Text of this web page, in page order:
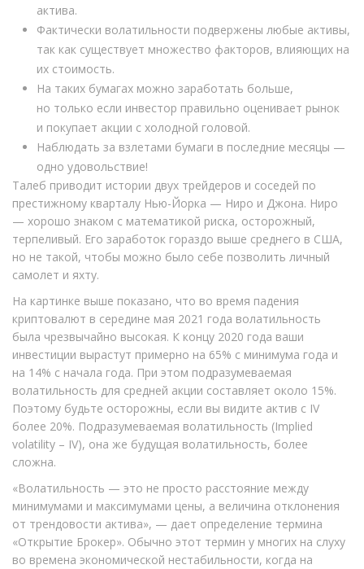
актива.
Фактически волатильности подвержены любые активы,
так как существует множество факторов, влияющих на
их стоимость.
На таких бумагах можно заработать больше,
но только если инвестор правильно оценивает рынок
и покупает акции с холодной головой.
Наблюдать за взлетами бумаги в последние месяцы —
одно удовольствие!
Талеб приводит истории двух трейдеров и соседей по
престижному кварталу Нью-Йорка — Ниро и Джона. Ниро
— хорошо знаком с математикой риска, осторожный,
терпеливый. Его заработок гораздо выше среднего в США,
но не такой, чтобы можно было себе позволить личный
самолет и яхту.
На картинке выше показано, что во время падения
криптовалют в середине мая 2021 года волатильность
была чрезвычайно высокая. К концу 2020 года ваши
инвестиции вырастут примерно на 65% с минимума года и
на 14% с начала года. При этом подразумеваемая
волатильность для средней акции составляет около 15%.
Поэтому будьте осторожны, если вы видите актив с IV
более 20%. Подразумеваемая волатильность (Implied
volatility – IV), она же будущая волатильность, более
сложна.
«Волатильность — это не просто расстояние между
минимумами и максимумами цены, а величина отклонения
от трендовости актива», — дает определение термина
«Открытие Брокер». Обычно этот термин у многих на слуху
во времена экономической нестабильности, когда на